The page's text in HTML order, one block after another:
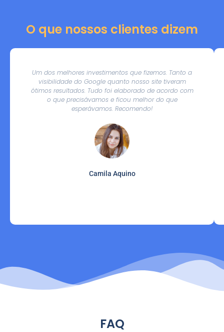
O que nossos clientes dizem
Um dos melhores investimentos que fizemos. Tanto a
visibilidade do Google quanto nosso site tiveram
ótimos resultados. Tudo foi elaborado de acordo com
o que precisávamos e ficou melhor do que
esperávamos. Recomendo!
Camila Aquino
FAQ